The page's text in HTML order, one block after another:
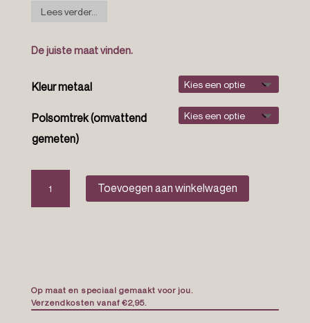
Lees verder...
De juiste maat vinden.
Kleur metaal
Polsomtrek (omvattend
gemeten)
moonlight
bracelet
Toevoegen aan winkelwagen
Op maat en speciaal gemaakt voor jou.
Verzendkosten vanaf €2,95.